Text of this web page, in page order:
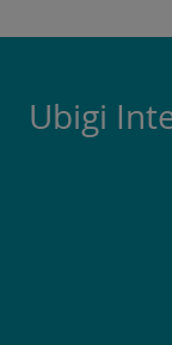
Ubigi